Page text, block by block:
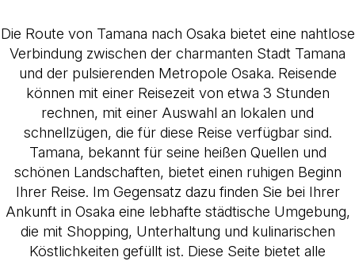
Die Route von Tamana nach Osaka bietet eine nahtlose
Verbindung zwischen der charmanten Stadt Tamana
und der pulsierenden Metropole Osaka. Reisende
können mit einer Reisezeit von etwa 3 Stunden
rechnen, mit einer Auswahl an lokalen und
schnellzügen, die für diese Reise verfügbar sind.
Tamana, bekannt für seine heißen Quellen und
schönen Landschaften, bietet einen ruhigen Beginn
Ihrer Reise. Im Gegensatz dazu finden Sie bei Ihrer
Ankunft in Osaka eine lebhafte städtische Umgebung,
die mit Shopping, Unterhaltung und kulinarischen
Köstlichkeiten gefüllt ist. Diese Seite bietet alle